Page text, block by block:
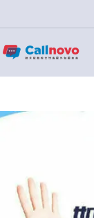
过
容